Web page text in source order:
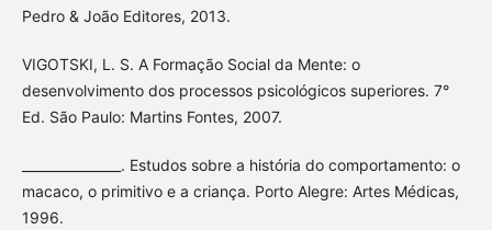
Pedro & João Editores, 2013.
VIGOTSKI, L. S. A Formação Social da Mente: o
desenvolvimento dos processos psicológicos superiores. 7°
Ed. São Paulo: Martins Fontes, 2007.
_______________. Estudos sobre a história do comportamento: o
macaco, o primitivo e a criança. Porto Alegre: Artes Médicas,
1996.